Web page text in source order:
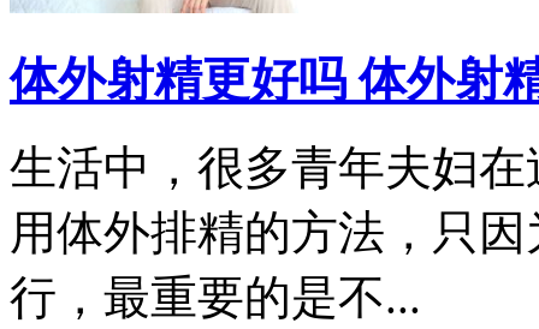
体外射精更好吗 体外射
生活中，很多青年夫妇
用体外排精的方法，只
行，最重要的是不...